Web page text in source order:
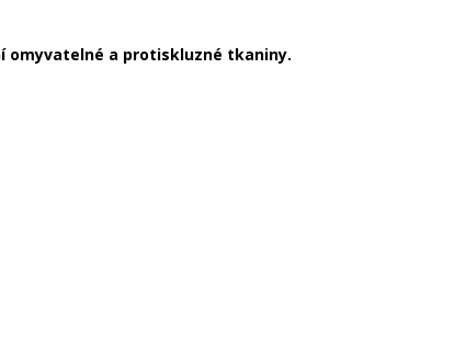
omyvatelné a protiskluzné tkaniny.